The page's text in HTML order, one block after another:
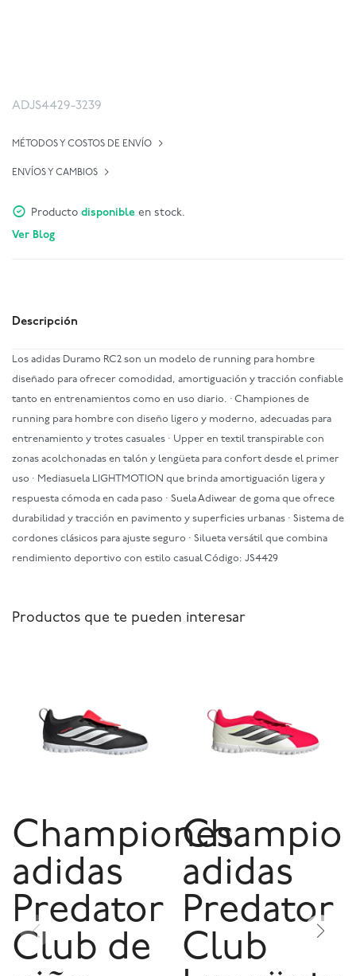
ADJS4429-3239
MÉTODOS Y COSTOS DE ENVÍO
ENVÍOS Y CAMBIOS
Producto disponible en stock.
Ver Blog
Descripción
Los adidas Duramo RC2 son un modelo de running para hombre
diseñado para ofrecer comodidad, amortiguación y tracción confiable
tanto en entrenamientos como en uso diario. · Championes de
running para hombre con diseño ligero y moderno, adecuadas para
entrenamiento y trotes casuales · Upper en textil transpirable con
zonas acolchonadas en talón y lengüeta para confort desde el primer
uso · Mediasuela LIGHTMOTION que brinda amortiguación ligera y
respuesta cómoda en cada paso · Suela Adiwear de goma que ofrece
durabilidad y tracción en pavimento y superficies urbanas · Sistema de
cordones clásicos para ajuste seguro · Silueta versátil que combina
rendimiento deportivo con estilo casual Código: JS4429
Productos que te pueden interesar
Championes
adidas
Predator
Club de
adidas
Predator
Club